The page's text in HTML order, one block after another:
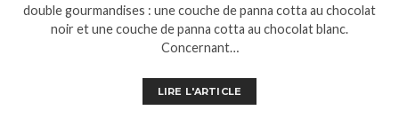
double gourmandises : une couche de panna cotta au chocolat
noir et une couche de panna cotta au chocolat blanc.
Concernant…
LIRE L'ARTICLE